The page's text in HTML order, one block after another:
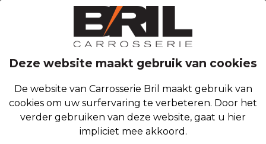
Deze website maakt gebruik van cookies
De website van Carrosserie Bril maakt gebruik van
cookies om uw surfervaring te verbeteren. Door het
verder gebruiken van deze website, gaat u hier
impliciet mee akkoord.